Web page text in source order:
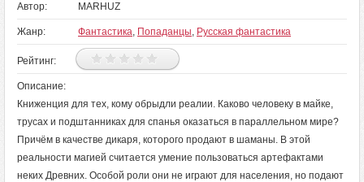
Автор: MARHUZ
Жанр: Фантастика, Попаданцы, Русская фантастика
Рейтинг:
Описание:
Книженция для тех, кому обрыдли реалии. Каково человеку в майке,
трусах и подштанниках для спанья оказаться в параллельном мире?
Причём в качестве дикаря, которого продают в шаманы. В этой
реальности магией считается умение пользоваться артефактами
неких Древних. Особой роли они не играют для населения, но подают